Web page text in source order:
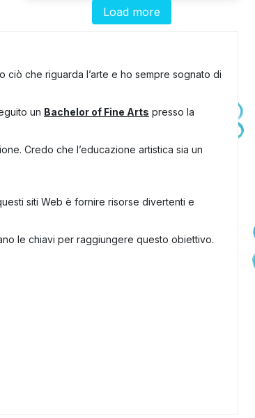
Load more
ciò che riguarda l’arte e ho sempre sognato di
un Bachelor of Fine Arts presso la
Credo che l’educazione artistica sia un
siti Web è fornire risorse divertenti e
le chiavi per raggiungere questo obiettivo.